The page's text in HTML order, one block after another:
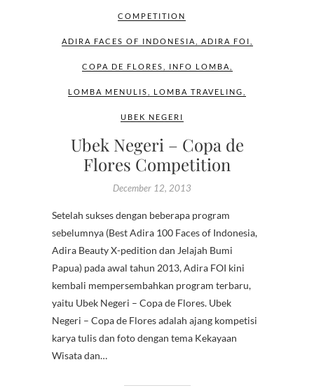
COMPETITION
ADIRA FACES OF INDONESIA ADIRA FOI
COPA DE FLORES INFO LOMBA
LOMBA MENULIS LOMBA TRAVELING
UBEK NEGERI
Ubek Negeri – Copa de
Flores Competition
December 12, 2013
Setelah sukses dengan beberapa program
sebelumnya (Best Adira 100 Faces of Indonesia,
Adira Beauty X-pedition dan Jelajah Bumi
Papua) pada awal tahun 2013, Adira FOI kini
kembali mempersembahkan program terbaru,
yaitu Ubek Negeri – Copa de Flores. Ubek
Negeri – Copa de Flores adalah ajang kompetisi
karya tulis dan foto dengan tema Kekayaan
Wisata dan…